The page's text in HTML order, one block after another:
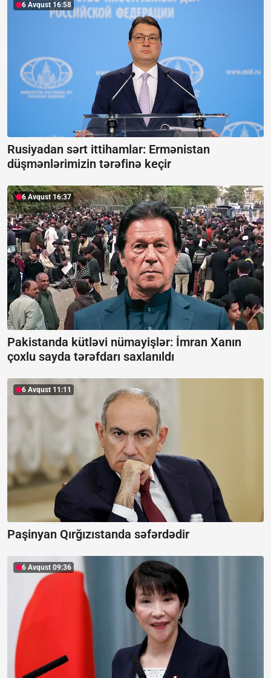
6 Avqust 16:58
Rusiyadan sərt ittihamlar: Ermənistan
düşmənlərimizin tərəfinə keçir
6 Avqust 16:37
Pakistanda kütləvi nümayişlər: İmran Xanın
çoxlu sayda tərəfdarı saxlanıldı
6 Avqust 11:11
Paşinyan Qırğızıstanda səfərdədir
6 Avqust 09:36